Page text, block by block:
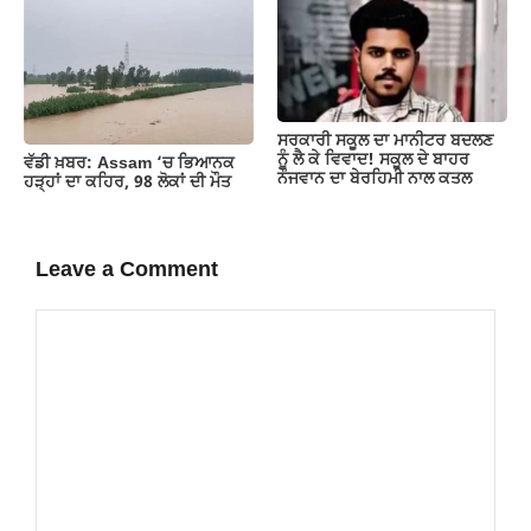
ਵੱਡੀ ਖ਼ਬਰ: Assam ‘ਚ ਭਿਆਨਕ
ਹੜ੍ਹਾਂ ਦਾ ਕਹਿਰ, 98 ਲੋਕਾਂ ਦੀ ਮੌਤ
ਸਰਕਾਰੀ ਸਕੂਲ ਦਾ ਮਾਨੀਟਰ ਬਦਲਣ
ਨੂੰ ਲੈ ਕੇ ਵਿਵਾਦ! ਸਕੂਲ ਦੇ ਬਾਹਰ
ਨੌਜਵਾਨ ਦਾ ਬੇਰਹਿਮੀ ਨਾਲ ਕਤਲ
Leave a Comment